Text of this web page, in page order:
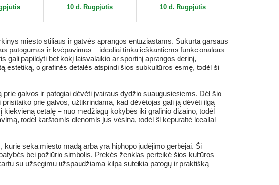
10 d. Rugpjūtis
10 d. Rugpjūtis
miesto stiliaus ir gatvės aprangos entuziastams. Sukurta garsaus
patogumas ir kvėpavimas – idealiai tinka ieškantiems funkcionalaus
papildyti bet kokį laisvalaikio ar sportinį aprangos derinį,
estetiką, o grafinės detalės atspindi šios subkultūros esmę, todėl ši
galvos ir patogiai dėvėti įvairaus dydžio suaugusiesiems. Dėl šio
prie galvos, užtikrindama, kad dėvėtojas gali ją dėvėti ilgą
detalę – nuo medžiagų kokybės iki grafinio dizaino, todėl
todėl karštomis dienomis jus vėsina, todėl ši kepuraitė idealiai
seka miesto madą arba yra hiphopo judėjimo gerbėjai. Ši
bei požiūrio simbolis. Prekės ženklas perteikė šios kultūros
su užsegimu užspaudžiama kilpa suteikia patogų ir praktišką